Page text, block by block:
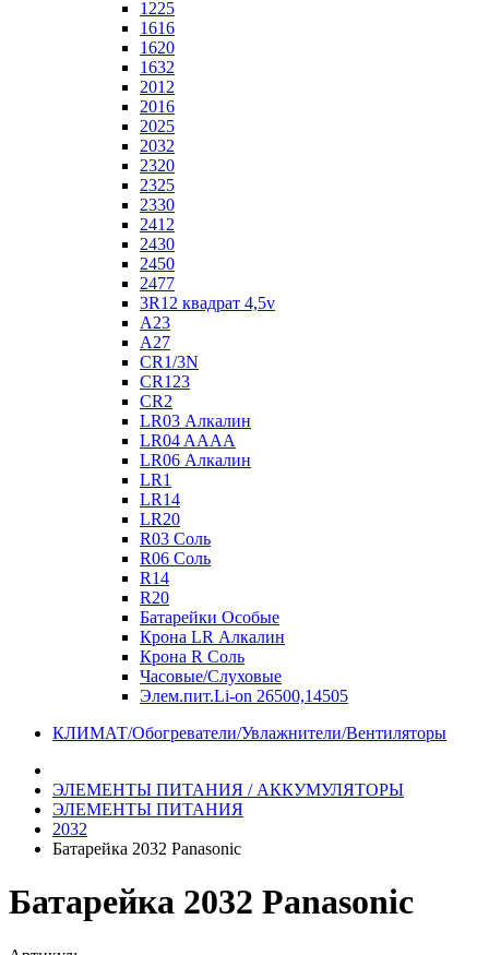
1225
1616
1620
1632
2012
2016
2025
2032
2320
2325
2330
2412
2430
2450
2477
3R12 квадрат 4,5v
A23
A27
CR1/3N
CR123
CR2
LR03 Алкалин
LR04 AAAA
LR06 Алкалин
LR1
LR14
LR20
R03 Соль
R06 Соль
R14
R20
Батарейки Особые
Крона LR Алкалин
Крона R Соль
Часовые/Слуховые
Элем.пит.Li-on 26500,14505
КЛИМАТ/Обогреватели/Увлажнители/Вентиляторы
ЭЛЕМЕНТЫ ПИТАНИЯ / АККУМУЛЯТОРЫ
ЭЛЕМЕНТЫ ПИТАНИЯ
2032
Батарейка 2032 Panasonic
Батарейка 2032 Panasonic